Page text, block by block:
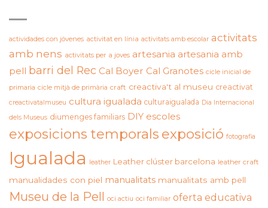
actividades con jóvenes activitat en línia activitats amb escolar activitats
amb nens activitats per a joves artesania artesania amb
pell barri del Rec Cal Boyer Cal Granotes cicle inicial de
primaria cicle mitjà de primària craft creactiva't al museu creactivat
creactivatalmuseu cultura igualada culturaigualada Dia Internacional
dels Museus diumenges familiars DIY escoles
exposicions temporals exposició fotografia
Igualada leather Leather clúster barcelona leather craft
manualidades con piel manualitats manualitats amb pell
Museu de la Pell oci actiu oci familiar oferta educativa